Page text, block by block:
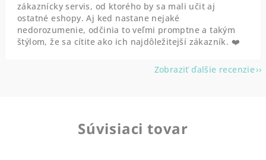
zákaznícky servis, od ktorého by sa mali učit aj
ostatné eshopy. Aj ked nastane nejaké
nedorozumenie, odčinia to veľmi promptne a takým
štýlom, že sa cítite ako ich najdôležitejší zákazník. ❤️
Zobraziť ďalšie recenzie
Súvisiaci tovar